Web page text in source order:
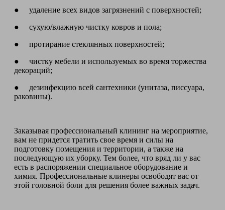
● удаление всех видов загрязнений с поверхностей;
● сухую/влажную чистку ковров и пола;
● протирание стеклянных поверхностей;
● чистку мебели и используемых во время торжества
декораций;
● дезинфекцию всей сантехники (унитаза, писсуара,
раковины).
Заказывая профессиональный клининг на мероприятие,
вам не придется тратить свое время и силы на
подготовку помещения и территории, а также на
последующую их уборку. Тем более, что вряд ли у вас
есть в распоряжении специальное оборудование и
химия. Профессиональные клинеры освободят вас от
этой головной боли для решения более важных задач.